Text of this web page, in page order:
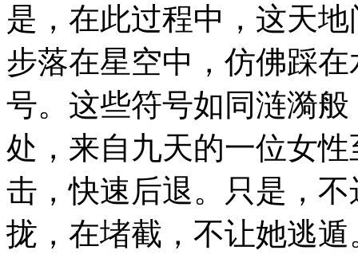
是，在此过程中，这天
步落在星空中，仿佛踩
号。这些符号如同涟漪
处，来自九天的一位女
击，快速后退。只是，
拢，在堵截，不让她逃